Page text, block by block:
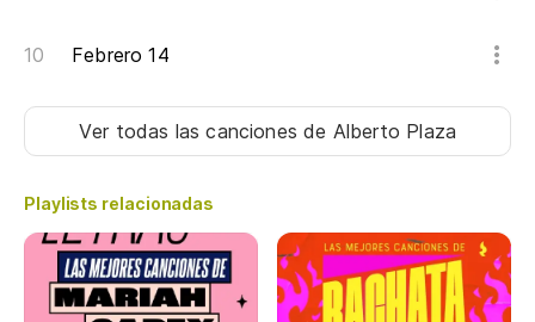
Febrero 14
Ver todas las cancionesde Alberto Plaza
Playlists relacionadas